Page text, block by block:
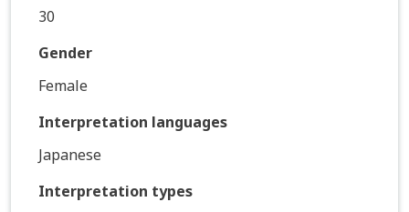
30
Gender
Female
Interpretation languages
Japanese
Interpretation types